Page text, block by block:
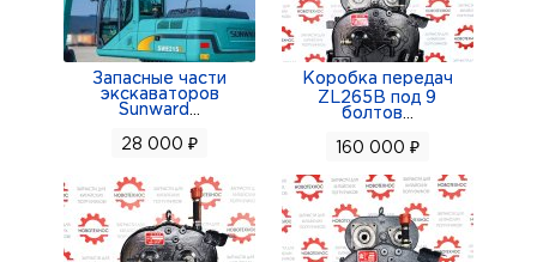
Запасные части
экскаваторов
Sunward
28 000 ₽
Коробка передач
ZL265B под 9
болтов
160 000 ₽